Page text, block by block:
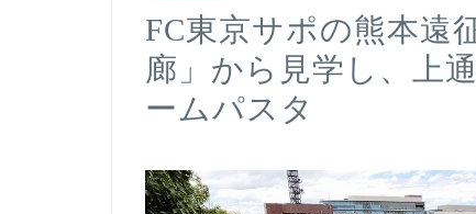
FC東京サポの熊本遠
廊」から見学し、上
ームパスタ